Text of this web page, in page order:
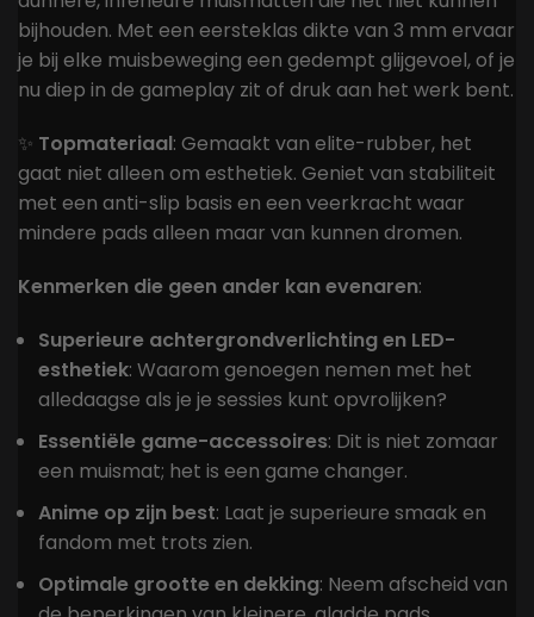
bijhouden. Met een eersteklas dikte van 3 mm ervaar
je bij elke muisbeweging een gedempt glijgevoel, of je
nu diep in de gameplay zit of druk aan het werk bent.
✨ Topmateriaal: Gemaakt van elite-rubber, het
gaat niet alleen om esthetiek. Geniet van stabiliteit
met een anti-slip basis en een veerkracht waar
mindere pads alleen maar van kunnen dromen.
Kenmerken die geen ander kan evenaren:
Superieure achtergrondverlichting en LED-
esthetiek: Waarom genoegen nemen met het
alledaagse als je je sessies kunt opvrolijken?
Essentiële game-accessoires: Dit is niet zomaar
een muismat; het is een game changer.
Anime op zijn best: Laat je superieure smaak en
fandom met trots zien.
Optimale grootte en dekking: Neem afscheid van